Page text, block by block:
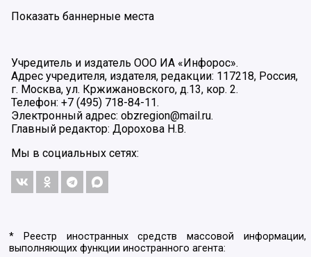
Показать баннерные места
Учредитель и издатель ООО ИА «Инфорос».
Адрес учредителя, издателя, редакции: 117218, Россия,
г. Москва, ул. Кржижановского, д.13, кор. 2.
Телефон: +7 (495) 718-84-11.
Электронный адрес: obzregion@mail.ru.
Главный редактор: Дорохова Н.В.
Мы в социальных сетях:
* Реестр иностранных средств массовой информации,
выполняющих функции иностранного агента: